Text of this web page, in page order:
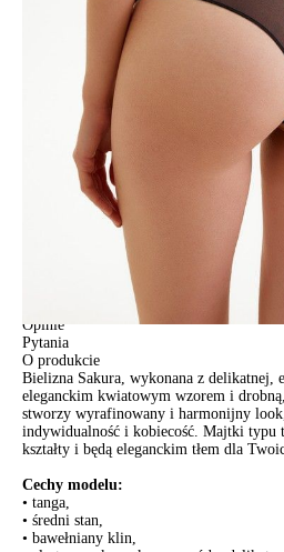
DODAJ DO KOSZYKA
Jak złożyć zamówienie
POWIADOM MNIE O DOSTĘPNOŚCI
ПОЛУЧИТЬ ПО EMAIL
darmowa od 99 zł
czas dostawy: 1-2 dni robocze
Paczkomaty InPost 24/7,
darmowa od 50
czas dostawy: 1-2 dni robocze
w sklepie Conte (Łodz)
pn.- czw. 8:00 - 16:00, pt. 8:00 - 14:00
Opinie
Pytania
O produkcie
Bielizna Sakura, wykonana z delikatnej,
eleganckim kwiatowym wzorem i
stworzy wyrafinowany i harmonijny
indywidualność i kobiecość. Majtki typu
kształty i będą eleganckim tłem dla
Cechy modelu:
• tanga,
• średni stan,
• bawełniany klin,